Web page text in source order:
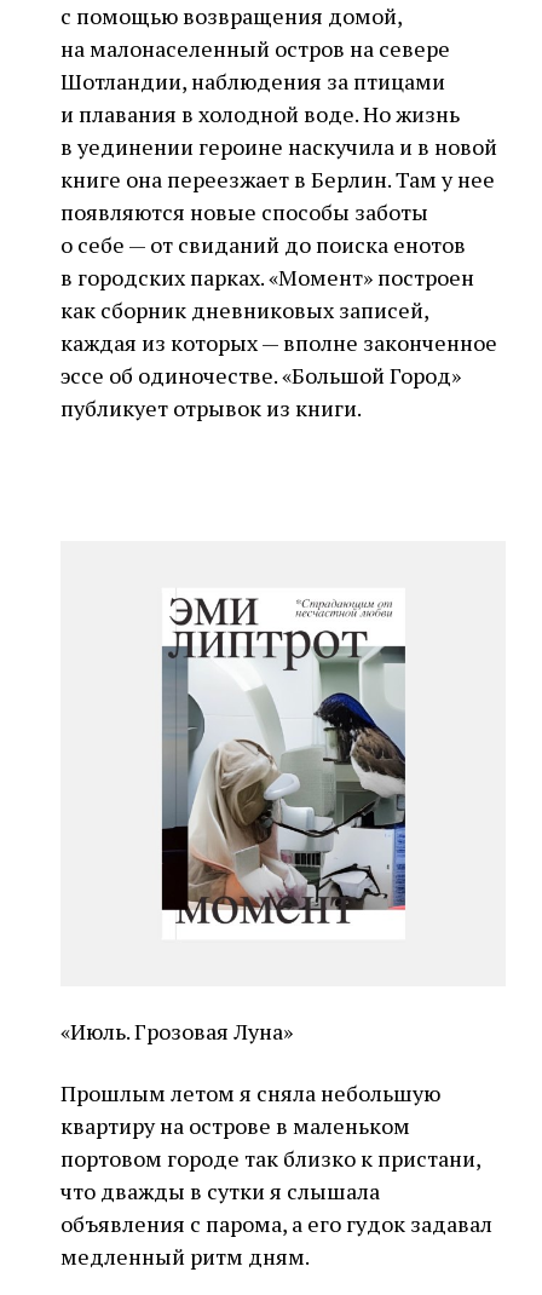
с помощью возвращения домой,
на малонаселенный остров на севере
Шотландии, наблюдения за птицами
и плавания в холодной воде. Но жизнь
в уединении героине наскучила и в новой
книге она переезжает в Берлин. Там у нее
появляются новые способы заботы
о себе — от свиданий до поиска енотов
в городских парках. «Момент» построен
как сборник дневниковых записей,
каждая из которых — вполне законченное
эссе об одиночестве. «Большой Город»
публикует отрывок из книги.
«Июль. Грозовая Луна»
Прошлым летом я сняла небольшую
квартиру на острове в маленьком
портовом городе так близко к пристани,
что дважды в сутки я слышала
объявления с парома, а его гудок задавал
медленный ритм дням.